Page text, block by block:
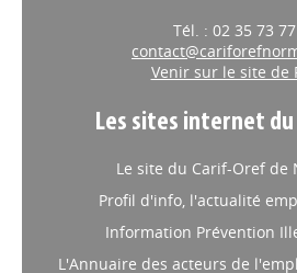
Tél. : 02 35 73
Venir sur le site de
Les sites internet
Le site du Carif-Oref de
Profil d'info, l'actualité
Information Prévention
L'Annuaire des acteurs de